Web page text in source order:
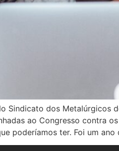
Sindicato dos Metalúrgicos
ao Congresso contra
poderíamos ter. Foi um